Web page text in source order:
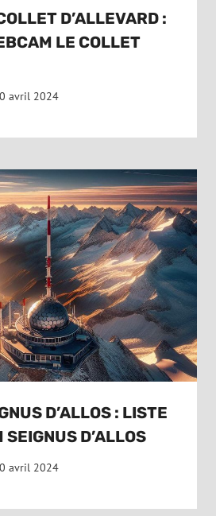
D’ALLEVARD :
LE COLLET
avril 2024
D’ALLOS : LISTE
SEIGNUS D’ALLOS
avril 2024